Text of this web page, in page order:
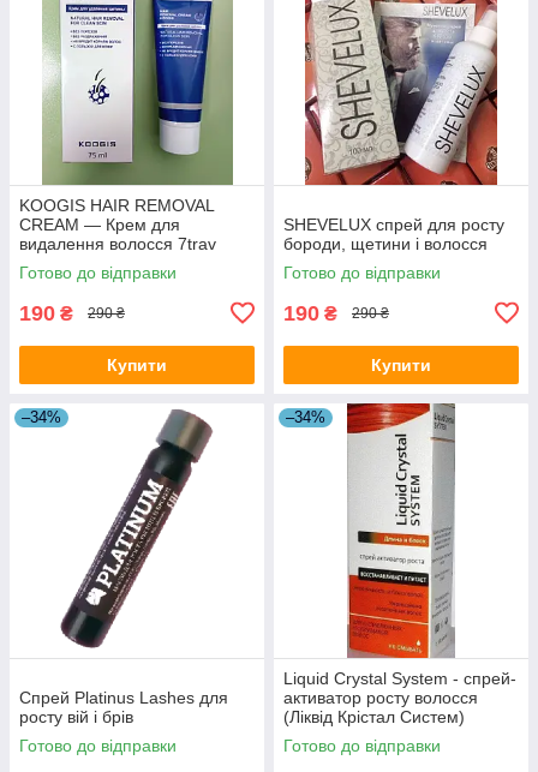
KOOGIS HAIR REMOVAL
CREAM — Крем для
видалення волосся 7trav
Готово до відправки
190 ₴ 290 ₴
Купити
SHEVELUX спрей для росту
бороди, щетини і волосся
Готово до відправки
190 ₴ 290 ₴
Купити
–34%
Спрей Platinus Lashes для
росту вій і брів
Готово до відправки
–34%
Liquid Crystal System - спрей-
активатор росту волосся
(Ліквід Крістал Систем)
Готово до відправки